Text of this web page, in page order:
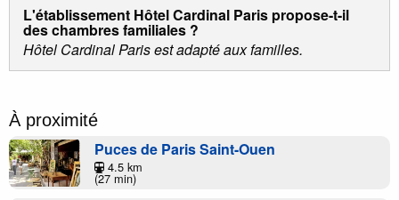
L'établissement Hôtel Cardinal Paris propose-t-il
des chambres familiales ?
Hôtel Cardinal Paris est adapté aux familles.
À proximité
Puces de Paris Saint-Ouen
4.5 km
(27 min)